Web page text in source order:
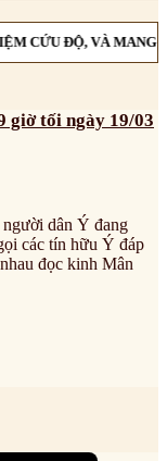
CỨU ĐỘ, VÀ MANG
giờ tối ngày 19/03
dân Ý đang
các tín hữu Ý đáp
đọc kinh Mân